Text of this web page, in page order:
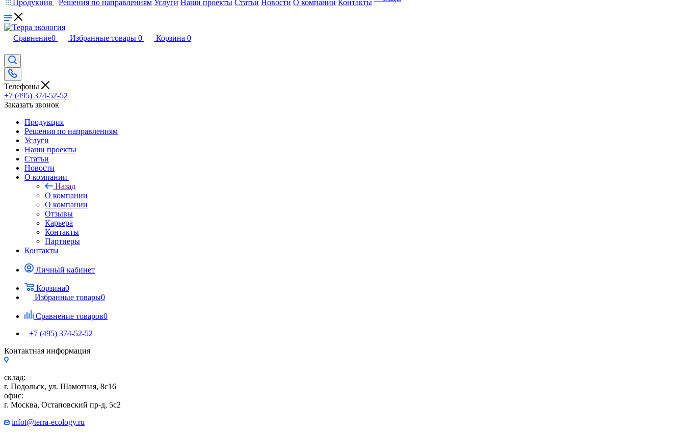
Продукция
Решения по направлениям Услуги Наши проекты Статьи Новости О компании Контакты
Сравнение0 Избранные товары 0 Корзина 0
Телефоны
+7 (495) 374-52-52
Заказать звонок
Продукция
Решения по направлениям
Услуги
Наши проекты
Статьи
Новости
О компании
Назад
О компании
О компании
Отзывы
Карьера
Контакты
Партнеры
Контакты
Личный кабинет
Корзина0
Избранные товары0
Сравнение товаров0
+7 (495) 374-52-52
Контактная информация
склад:
г. Подольск, ул. Шамотная, 8с16
офис:
г. Москва, Остаповский пр-д, 5с2
infot@terra-ecology.ru